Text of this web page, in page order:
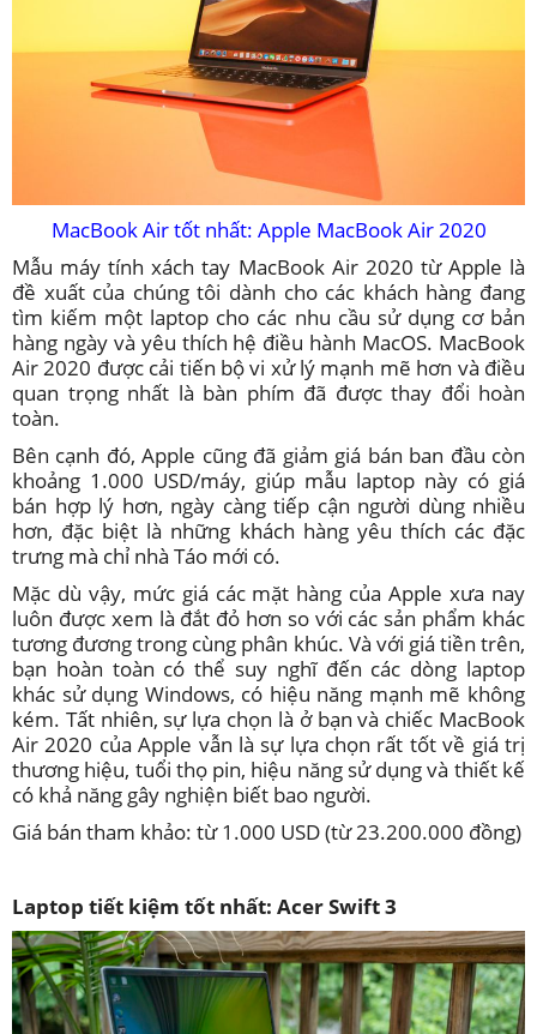
MacBook Air tốt nhất: Apple MacBook Air 2020
Mẫu máy tính xách tay MacBook Air 2020 từ Apple là
đề xuất của chúng tôi dành cho các khách hàng đang
tìm kiếm một laptop cho các nhu cầu sử dụng cơ bản
hàng ngày và yêu thích hệ điều hành MacOS. MacBook
Air 2020 được cải tiến bộ vi xử lý mạnh mẽ hơn và điều
quan trọng nhất là bàn phím đã được thay đổi hoàn
toàn.
Bên cạnh đó, Apple cũng đã giảm giá bán ban đầu còn
khoảng 1.000 USD/máy, giúp mẫu laptop này có giá
bán hợp lý hơn, ngày càng tiếp cận người dùng nhiều
hơn, đặc biệt là những khách hàng yêu thích các đặc
trưng mà chỉ nhà Táo mới có.
Mặc dù vậy, mức giá các mặt hàng của Apple xưa nay
luôn được xem là đắt đỏ hơn so với các sản phẩm khác
tương đương trong cùng phân khúc. Và với giá tiền trên,
bạn hoàn toàn có thể suy nghĩ đến các dòng laptop
khác sử dụng Windows, có hiệu năng mạnh mẽ không
kém. Tất nhiên, sự lựa chọn là ở bạn và chiếc MacBook
Air 2020 của Apple vẫn là sự lựa chọn rất tốt về giá trị
thương hiệu, tuổi thọ pin, hiệu năng sử dụng và thiết kế
có khả năng gây nghiện biết bao người.
Giá bán tham khảo: từ 1.000 USD (từ 23.200.000 đồng)
Laptop tiết kiệm tốt nhất: Acer Swift 3